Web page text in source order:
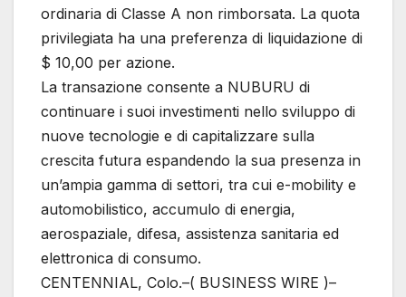
ordinaria di Classe A non rimborsata. La quota
privilegiata ha una preferenza di liquidazione di
$ 10,00 per azione.
La transazione consente a NUBURU di
continuare i suoi investimenti nello sviluppo di
nuove tecnologie e di capitalizzare sulla
crescita futura espandendo la sua presenza in
un’ampia gamma di settori, tra cui e-mobility e
automobilistico, accumulo di energia,
aerospaziale, difesa, assistenza sanitaria ed
elettronica di consumo.
CENTENNIAL, Colo.–( BUSINESS WIRE )–